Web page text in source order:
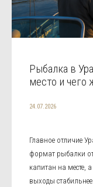
Рыбалка в
место и чего
24.07.2026
Главное отличие
формат рыбалки
капитан на месте,
выходы